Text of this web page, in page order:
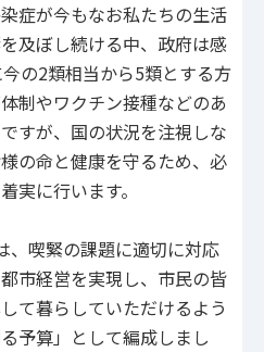
症が今もなお私たちの生活
及ぼし続ける中、政府は感
の2類相当から5類とする方
制やワクチン接種などのあ
すが、国の状況を注視しな
の命と健康を守るため、必
実に行います。
喫緊の課題に適切に対応
市経営を実現し、市民の皆
て暮らしていただけるよう
予算」として編成しまし